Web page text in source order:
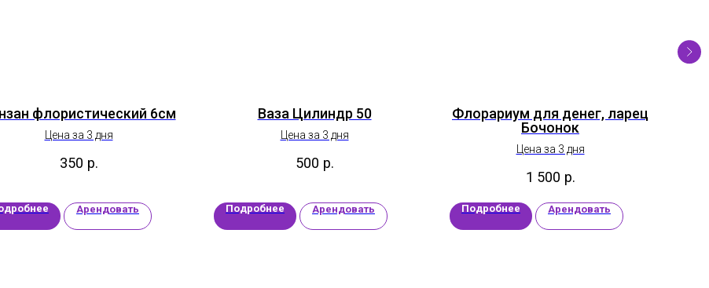
флористический 6см
Цена за 3 дня
350 р.
Арендовать
Ваза Цилиндр 50
Цена за 3 дня
500 р.
Подробнее Арендовать
Флорариум для денег, ларец
Бочонок
Цена за 3 дня
1 500 р.
Подробнее Арендовать